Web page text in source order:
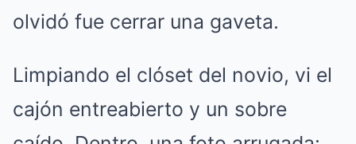
olvidó fue cerrar una gaveta.
Limpiando el clóset del novio, vi el
cajón entreabierto y un sobre